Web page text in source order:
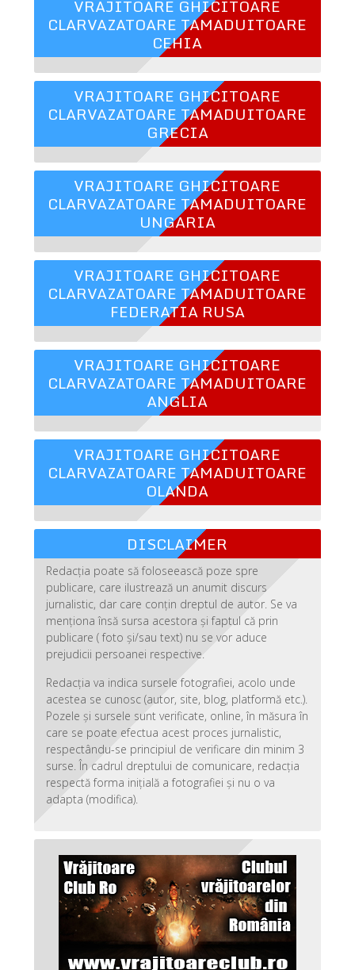
VRAJITOARE GHICITOARE
CLARVAZATOARE TAMADUITOARE
CEHIA
VRAJITOARE GHICITOARE
CLARVAZATOARE TAMADUITOARE
GRECIA
VRAJITOARE GHICITOARE
CLARVAZATOARE TAMADUITOARE
UNGARIA
VRAJITOARE GHICITOARE
CLARVAZATOARE TAMADUITOARE
FEDERATIA RUSA
VRAJITOARE GHICITOARE
CLARVAZATOARE TAMADUITOARE
ANGLIA
VRAJITOARE GHICITOARE
CLARVAZATOARE TAMADUITOARE
OLANDA
DISCLAIMER
Redacția poate să foloseească poze spre
publicare, care ilustrează un anumit discurs
jurnalistic, dar care conțin dreptul de autor. Se va
menționa însă sursa acestora și faptul că prin
publicare ( foto și/sau text) nu se vor aduce
prejudicii persoanei respective.
Redacția va indica sursele fotografiei, acolo unde
acestea se cunosc (autor, site, blog, platformă etc.).
Pozele și sursele sunt verificate, online, în măsura în
care se poate efectua acest proces jurnalistic,
respectându-se principiul de verificare din minim 3
surse. În cadrul dreptului de comunicare, redacția
respectă forma inițială a fotografiei și nu o va
adapta (modifica).